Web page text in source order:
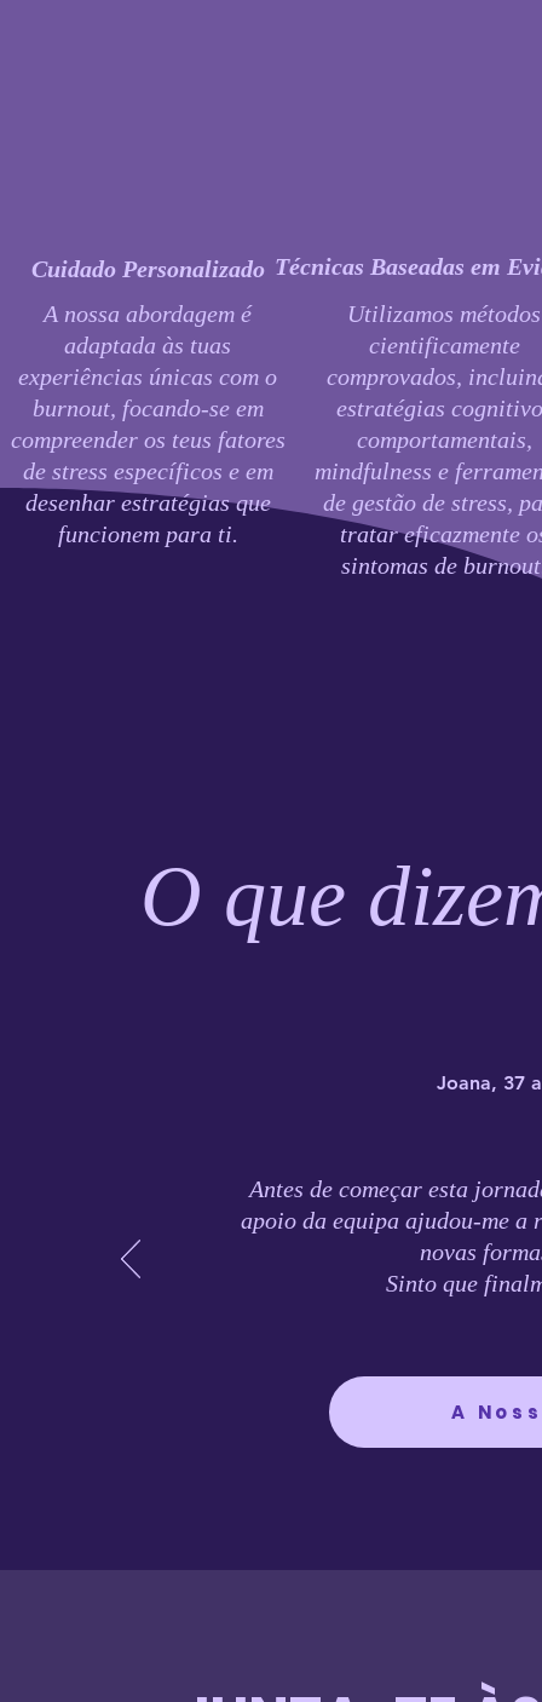
Cuidado Personalizado
A nossa abordagem é
adaptada às tuas
experiências únicas com o
burnout, focando-se em
compreender os teus fatores
de stress específicos e em
desenhar estratégias que
funcionem para ti.
Técnicas Baseadas em
Utilizamos métodos
cientificamente
comprovados,
estratégias
comportamentais,
mindfulness e
de gestão de stress,
tratar eficazmente
sintomas de
O que
Joana, 37
Antes de começar esta
apoio da equipa ajudou-me a
novas
Sinto que
A